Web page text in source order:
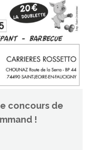
concours de
!